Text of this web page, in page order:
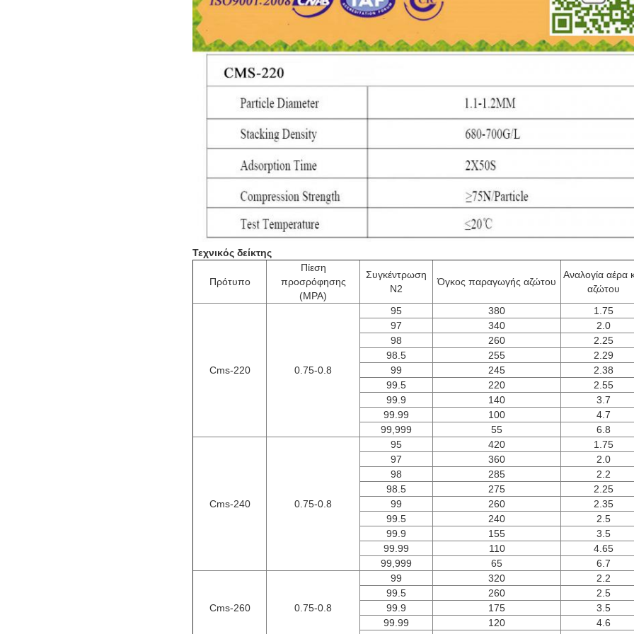
Τεχνικός δείκτης
Πρότυπο
Πίεση
προσρόφησης
(MPA)
Συγκέντρωση
Ν2
Όγκος παραγωγής αζώτου
Αναλογία αέρα
αζώτου
Cms-220 0.75-0.8
95 380
1.75
97
340
2.0
98
260
2.25
98.5
255
2.29
99
245
2.38
99.5
220
2.55
99.9
140
3.7
99.99
100
4.7
99,999
55 6.8
Cms-240 0.75-0.8
95 420
1.75
97
360
2.0
98
285
2.2
98.5
275
2.25
99
260
2.35
99.5
240
2.5
99.9
155
3.5
99.99
110
4.65
99,999
65 6.7
Cms-260 0.75-0.8
99 320
2.2
99.5
260
2.5
99.9
175
3.5
99.99
120
4.6